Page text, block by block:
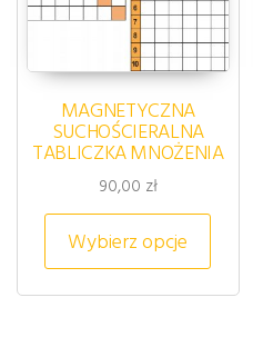
MAGNETYCZNA
SUCHOŚCIERALNA
TABLICZKA MNOŻENIA
90,00 zł
Wybierz opcje
Ten